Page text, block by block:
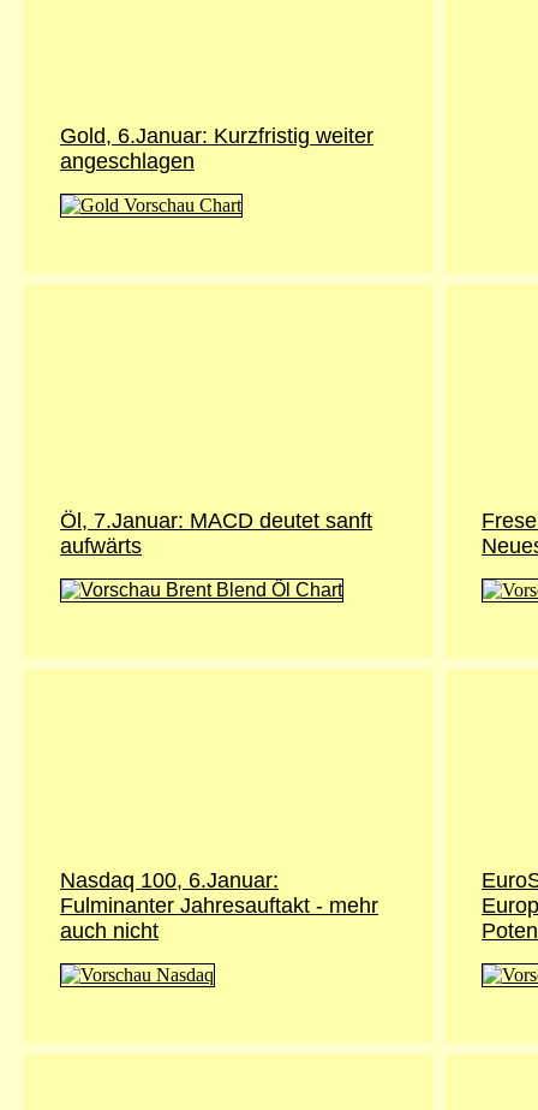
Gold, 6.Januar: Kurzfristig weiter
angeschlagen
Öl, 7.Januar: MACD deutet sanft
aufwärts
Nasdaq 100, 6.Januar:
Fulminanter Jahresauftakt - mehr
auch nicht